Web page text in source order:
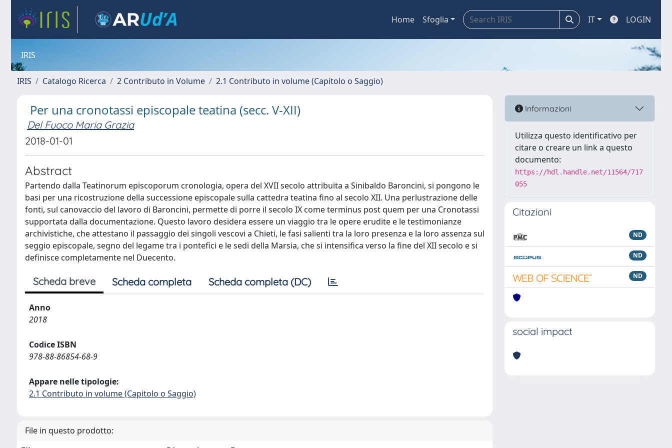
Home Sfoglia IT LOGIN
IRIS
IRIS Catalogo Ricerca 2 Contributo in Volume 2.1 Contributo in volume (Capitolo o Saggio)
Per una cronotassi episcopale teatina (secc. V-XII)
Del Fuoco Maria Grazia
2018-01-01
Abstract
Partendo dalla Teatinorum episcoporum cronologia, opera del XVII secolo attribuita a Sinibaldo Baroncini, si pongono le
basi per una ricostruzione della successione episcopale sulla cattedra teatina fino al secolo XII. Una perlustrazione delle
fonti, sul canovaccio del lavoro di Baroncini, permette di porre il secolo IX come terminus post quem per una Cronotassi
supportata dalla documentazione. Questo lavoro desidera essere un viaggio tra le opere erudite e le testimonianze
archivistiche, che attestano il passaggio dei singoli vescovi a Chieti, le fasi salienti tra la loro presenza e la loro assenza sul
seggio episcopale, segno del legame tra i pontefici e le sedi della Marsia, che si intensifica verso la fine del XII secolo e si
definisce completamente nel Duecento.
Scheda breve Scheda completa Scheda completa (DC)
Anno
2018
Codice ISBN
978-88-86854-68-9
Appare nelle tipologie:
2.1 Contributo in volume (Capitolo o Saggio)
File in questo prodotto:
Informazioni
Utilizza questo identificativo per
citare o creare un link a questo
documento:
https://hdl.handle.net/11564/717
055
Citazioni
ND
ND
ND
social impact